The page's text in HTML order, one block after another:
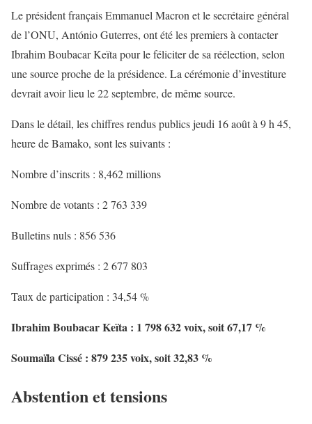
Le président français Emmanuel Macron et le secrétaire général
de l’ONU, António Guterres, ont été les premiers à contacter
Ibrahim Boubacar Keïta pour le féliciter de sa réélection, selon
une source proche de la présidence. La cérémonie d’investiture
devrait avoir lieu le 22 septembre, de même source.
Dans le détail, les chiffres rendus publics jeudi 16 août à 9 h 45,
heure de Bamako, sont les suivants :
Nombre d’inscrits : 8,462 millions
Nombre de votants : 2 763 339
Bulletins nuls : 856 536
Suffrages exprimés : 2 677 803
Taux de participation : 34,54 %
Ibrahim Boubacar Keïta : 1 798 632 voix, soit 67,17 %
Soumaïla Cissé : 879 235 voix, soit 32,83 %
Abstention et tensions